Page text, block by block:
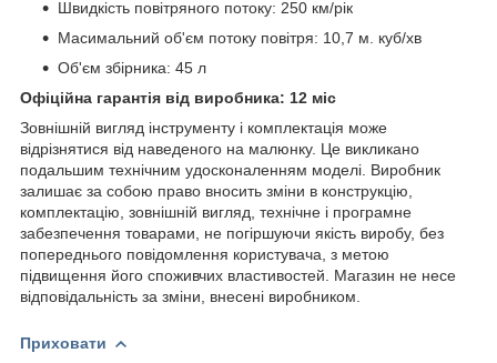
Швидкість повітряного потоку: 250 км/рік
Масимальний об'єм потоку повітря: 10,7 м. куб/хв
Об'єм збірника: 45 л
Офіційна гарантія від виробника: 12 міс
Зовнішній вигляд інструменту і комплектація може
відрізнятися від наведеного на малюнку. Це викликано
подальшим технічним удосконаленням моделі. Виробник
залишає за собою право вносить зміни в конструкцію,
комплектацію, зовнішній вигляд, технічне і програмне
забезпечення товарами, не погіршуючи якість виробу, без
попереднього повідомлення користувача, з метою
підвищення його споживчих властивостей. Магазин не несе
відповідальність за зміни, внесені виробником.
Приховати